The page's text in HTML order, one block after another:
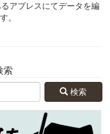
アプレスにてデータを編
。
索
検索